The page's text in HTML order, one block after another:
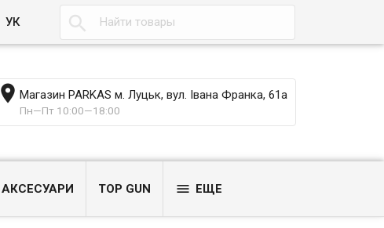
УК 
 Магазин PARKAS м. Луцьк, вул. Івана Франка, 61а
Пн—Пт 10:00—18:00
АКСЕСУАРИ TOP GUN  ЕЩЕ